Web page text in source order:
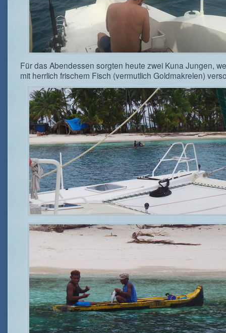
Für das Abendessen sorgten heute zwei Kuna Jungen,
mit herrlich frischem Fisch (vermutlich Goldmakrelen)